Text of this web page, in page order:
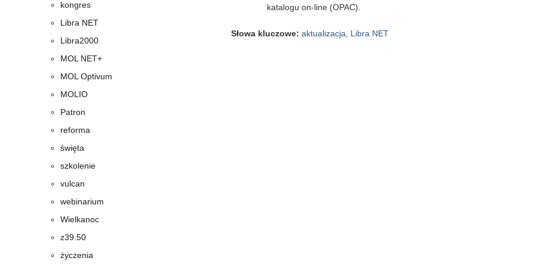
katalogu on-line (OPAC).
Słowa kluczowe: aktualizacja Libra NET
kongres
Libra NET
Libra2000
MOL NET+
MOL Optivum
MOLIO
Patron
reforma
święta
szkolenie
vulcan
webinarium
Wielkanoc
z39.50
życzenia